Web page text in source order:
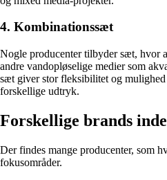
4. Kombinationssæt
Nogle producenter tilbyder sæt, hvor
andre vandopløselige medier som
sæt giver stor fleksibilitet og mulighed
forskellige udtryk.
Forskellige brands
Der findes mange producenter, som
fokusområder.